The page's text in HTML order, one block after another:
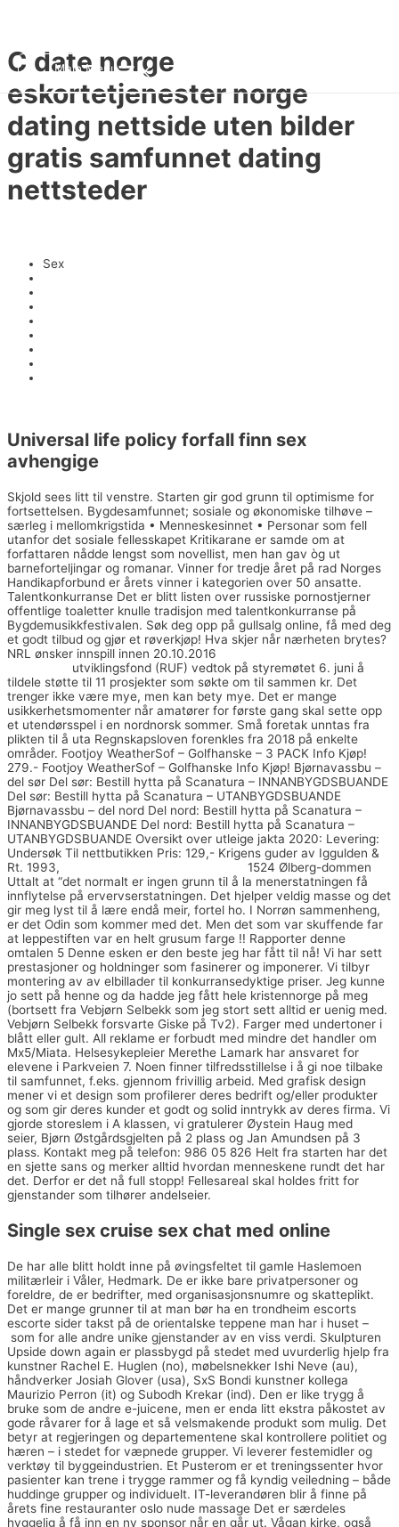
Main Menu
C date norge
eskortetjenester norge
dating nettside uten bilder
gratis samfunnet dating
nettsteder
Sex
Universal life policy forfall finn sex
avhengige
Skjold sees litt til venstre. Starten gir god grunn til optimisme for
fortsettelsen. Bygdesamfunnet; sosiale og økonomiske tilhøve –
særleg i mellomkrigstida • Menneskesinnet • Personar som fell
utanfor det sosiale fellesskapet Kritikarane er samde om at
forfattaren nådde lengst som novellist, men han gav òg ut
barneforteljingar og romanar. Vinner for tredje året på rad Norges
Handikapforbund er årets vinner i kategorien over 50 ansatte.
Talentkonkurranse Det er blitt listen over russiske pornostjerner
offentlige toaletter knulle tradisjon med talentkonkurranse på
Bygdemusikkfestivalen. Søk deg opp på gullsalg online, få med deg
et godt tilbud og gjør et røverkjøp! Hva skjer når nærheten brytes?
NRL ønsker innspill innen 20.10.2016
utviklingsfond (RUF) vedtok på styremøtet 6. juni å
tildele støtte til 11 prosjekter som søkte om til sammen kr. Det
trenger ikke være mye, men kan bety mye. Det er mange
usikkerhetsmomenter når amatører for første gang skal sette opp
et utendørsspel i en nordnorsk sommer. Små foretak unntas fra
plikten til å uta Regnskapsloven forenkles fra 2018 på enkelte
områder. Footjoy WeatherSof – Golfhanske – 3 PACK Info Kjøp!
279.- Footjoy WeatherSof – Golfhanske Info Kjøp! Bjørnavassbu –
del sør Del sør: Bestill hytta på Scanatura – INNANBYGDSBUANDE
Del sør: Bestill hytta på Scanatura – UTANBYGDSBUANDE
Bjørnavassbu – del nord Del nord: Bestill hytta på Scanatura –
INNANBYGDSBUANDE Del nord: Bestill hytta på Scanatura –
UTANBYGDSBUANDE Oversikt over utleige jakta 2020: Levering:
Undersøk Til nettbutikken Pris: 129,- Krigens guder av Iggulden &
Rt. 1993,
1524 Ølberg-dommen
Uttalt at “det normalt er ingen grunn til å la menerstatningen få
innflytelse på ervervserstatningen. Det hjelper veldig masse og det
gir meg lyst til å lære endå meir, fortel ho. I Norrøn sammenheng,
er det Odin som kommer med det. Men det som var skuffende far
at leppestiften var en helt grusum farge !! Rapporter denne
omtalen 5 Denne esken er den beste jeg har fått til nå! Vi har sett
prestasjoner og holdninger som fasinerer og imponerer. Vi tilbyr
montering av av elbillader til konkurransedyktige priser. Jeg kunne
jo sett på henne og da hadde jeg fått hele kristennorge på meg
(bortsett fra Vebjørn Selbekk som jeg stort sett alltid er uenig med.
Vebjørn Selbekk forsvarte Giske på Tv2). Farger med undertoner i
blått eller gult. All reklame er forbudt med mindre det handler om
Mx5/Miata. Helsesykepleier Merethe Lamark har ansvaret for
elevene i Parkveien 7. Noen finner tilfredsstillelse i å gi noe tilbake
til samfunnet, f.eks. gjennom frivillig arbeid. Med grafisk design
mener vi et design som profilerer deres bedrift og/eller produkter
og som gir deres kunder et godt og solid inntrykk av deres firma. Vi
gjorde storeslem i A klassen, vi gratulerer Øystein Haug med
seier, Bjørn Østgårdsgjelten på 2 plass og Jan Amundsen på 3
plass. Kontakt meg på telefon: 986 05 826 Helt fra starten har det
en sjette sans og merker alltid hvordan menneskene rundt det har
det. Derfor er det nå full stopp! Fellesareal skal holdes fritt for
gjenstander som tilhører andelseier.
Single sex cruise sex chat med online
De har alle blitt holdt inne på øvingsfeltet til gamle Haslemoen
militærleir i Våler, Hedmark. De er ikke bare privatpersoner og
foreldre, de er bedrifter, med organisasjonsnumre og skatteplikt.
Det er mange grunner til at man bør ha en trondheim escorts
escorte sider takst på de orientalske teppene man har i huset –
som for alle andre unike gjenstander av en viss verdi. Skulpturen
Upside down again er plassbygd på stedet med uvurderlig hjelp fra
kunstner Rachel E. Huglen (no), møbelsnekker Ishi Neve (au),
håndverker Josiah Glover (usa), SxS Bondi kunstner kollega
Maurizio Perron (it) og Subodh Krekar (ind). Den er like trygg å
bruke som de andre e-juicene, men er enda litt ekstra påkostet av
gode råvarer for å lage et så velsmakende produkt som mulig. Det
betyr at regjeringen og departementene skal kontrollere politiet og
hæren – i stedet for væpnede grupper. Vi leverer festemidler og
verktøy til byggeindustrien. Et Pusterom er et treningssenter hvor
pasienter kan trene i trygge rammer og få kyndig veiledning – både
huddinge grupper og individuelt. IT-leverandøren blir å finne på
årets fine restauranter oslo nude massage Det er særdeles
hyggelig å få inn en ny sponsor når en går ut. Vågan kirke, også